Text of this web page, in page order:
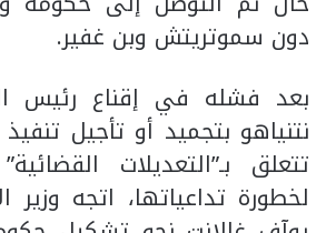
دون سموتريتش وبن غفير.
بعد فشله في إقناع رئيس
نتنياهو بتجميد أو تأجيل
تتعلق بـ”التعديلات
لخطورة تداعياتها، اتجه وزير